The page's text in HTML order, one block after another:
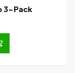
3-Pack